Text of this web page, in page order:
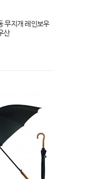
무지개 레인보우
산